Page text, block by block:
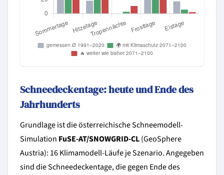
Schneedeckentage: heute und Ende des
Jahrhunderts
Grundlage ist die österreichische Schneemodell-
Simulation FuSE-AT/SNOWGRID-CL(GeoSphere
Austria): 16 Klimamodell-Läufe je Szenario. Angegeben
sind die Schneedeckentage, die gegen Ende des